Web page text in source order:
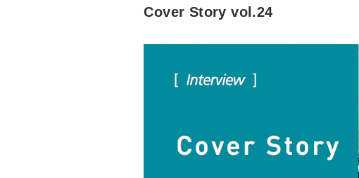
Cover Story vol.24